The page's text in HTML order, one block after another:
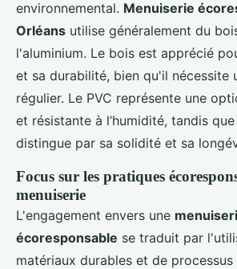
environnemental. Menuiserie
Orléans utilise généralement du
l'aluminium. Le bois est apprécié
et sa durabilité, bien qu'il nécessite
régulier. Le PVC représente une
et résistante à l’humidité, tandis
distingue par sa solidité et sa
Focus sur les pratiques
menuiserie
L'engagement envers une
écoresponsable se traduit par
matériaux durables et de